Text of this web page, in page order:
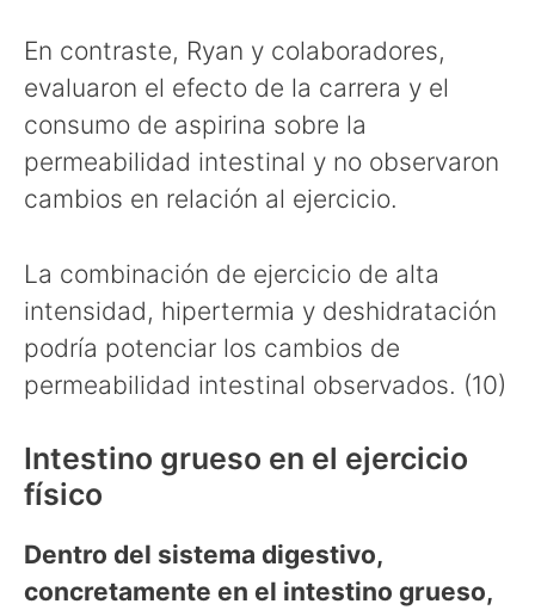
En contraste, Ryan y colaboradores,
evaluaron el efecto de la carrera y el
consumo de aspirina sobre la
permeabilidad intestinal y no observaron
cambios en relación al ejercicio.
La combinación de ejercicio de alta
intensidad, hipertermia y deshidratación
podría potenciar los cambios de
permeabilidad intestinal observados. (10)
Intestino grueso en el ejercicio
físico
Dentro del sistema digestivo,
concretamente en el intestino grueso,